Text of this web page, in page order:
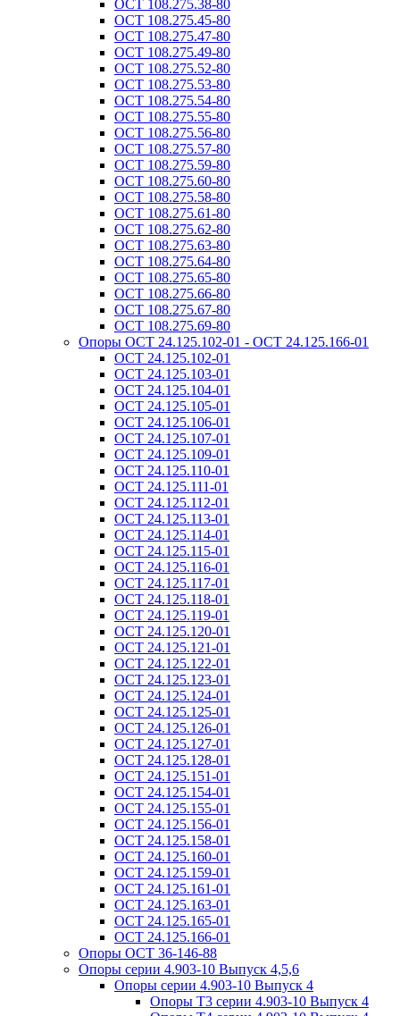
ОСТ 108.275.38-80
ОСТ 108.275.45-80
ОСТ 108.275.47-80
ОСТ 108.275.49-80
ОСТ 108.275.52-80
ОСТ 108.275.53-80
ОСТ 108.275.54-80
ОСТ 108.275.55-80
ОСТ 108.275.56-80
ОСТ 108.275.57-80
ОСТ 108.275.59-80
ОСТ 108.275.60-80
ОСТ 108.275.58-80
ОСТ 108.275.61-80
ОСТ 108.275.62-80
ОСТ 108.275.63-80
ОСТ 108.275.64-80
ОСТ 108.275.65-80
ОСТ 108.275.66-80
ОСТ 108.275.67-80
ОСТ 108.275.69-80
Опоры ОСТ 24.125.102-01 - ОСТ 24.125.166-01
ОСТ 24.125.102-01
ОСТ 24.125.103-01
ОСТ 24.125.104-01
ОСТ 24.125.105-01
ОСТ 24.125.106-01
ОСТ 24.125.107-01
ОСТ 24.125.109-01
ОСТ 24.125.110-01
ОСТ 24.125.111-01
ОСТ 24.125.112-01
ОСТ 24.125.113-01
ОСТ 24.125.114-01
ОСТ 24.125.115-01
ОСТ 24.125.116-01
ОСТ 24.125.117-01
ОСТ 24.125.118-01
ОСТ 24.125.119-01
ОСТ 24.125.120-01
ОСТ 24.125.121-01
ОСТ 24.125.122-01
ОСТ 24.125.123-01
ОСТ 24.125.124-01
ОСТ 24.125.125-01
ОСТ 24.125.126-01
ОСТ 24.125.127-01
ОСТ 24.125.128-01
ОСТ 24.125.151-01
ОСТ 24.125.154-01
ОСТ 24.125.155-01
ОСТ 24.125.156-01
ОСТ 24.125.158-01
ОСТ 24.125.160-01
ОСТ 24.125.159-01
ОСТ 24.125.161-01
ОСТ 24.125.163-01
ОСТ 24.125.165-01
ОСТ 24.125.166-01
Опоры ОСТ 36-146-88
Опоры серии 4.903-10 Выпуск 4,5,6
Опоры серии 4.903-10 Выпуск 4
Опоры Т3 серии 4.903-10 Выпуск 4